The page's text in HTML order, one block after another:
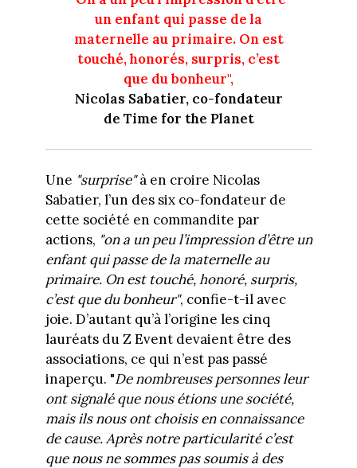
un enfant qui passe de la
maternelle au primaire. On est
touché, honorés, surpris, c’est
que du bonheur",
Nicolas Sabatier, co-fondateur
de Time for the Planet
Une "surprise"à en croire Nicolas
Sabatier, l’un des six co-fondateur de
cette société en commandite par
actions, "on a un peu l’impression d’être un
enfant qui passe de la maternelle au
primaire. On est touché, honoré, surpris,
c’est que du bonheur", confie-t-il avec
joie. D’autant qu’à l’origine les cinq
lauréats du Z Event devaient être des
associations, ce qui n’est pas passé
inaperçu. "De nombreuses personnes leur
ont signalé que nous étions une société,
mais ils nous ont choisis en connaissance
de cause. Après notre particularité c’est
que nous ne sommes pas soumis à des